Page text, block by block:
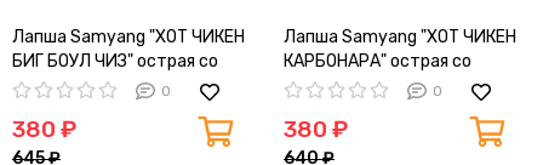
Лапша Samyang "ХОТ ЧИКЕН
БИГ БОУЛ ЧИЗ" острая со
вкусом курицы и сыра 105 гр
0
380 ₽
645 ₽
Лапша Samyang "ХОТ ЧИКЕН
КАРБОНАРА" острая со
вкусом курицы в соусе
0
380 ₽
640 ₽